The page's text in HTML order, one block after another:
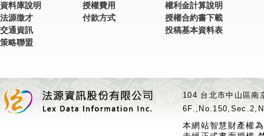
資料庫說明
法源徵才
交通資訊
策略聯盟
授權費用
付款方式
權利金計算說明
授權合約書下載
投稿基本資料表
104 台北市中山區
本網站智慧財產權